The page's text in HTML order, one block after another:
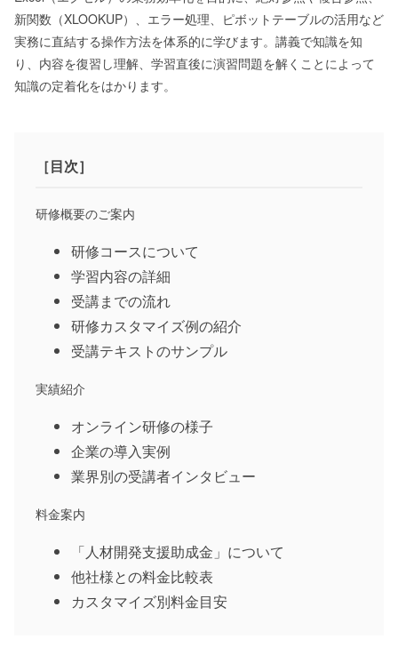
新関数（XLOOKUP）、エラー処理、ピボットテーブルの活用など
実務に直結する操作方法を体系的に学びます。講義で知識を知
り、内容を復習し理解、学習直後に演習問題を解くことによって
知識の定着化をはかります。
［目次］
研修概要のご案内
研修コースについて
学習内容の詳細
受講までの流れ
研修カスタマイズ例の紹介
受講テキストのサンプル
実績紹介
オンライン研修の様子
企業の導入実例
業界別の受講者インタビュー
料金案内
「人材開発支援助成金」について
他社様との料金比較表
カスタマイズ別料金目安